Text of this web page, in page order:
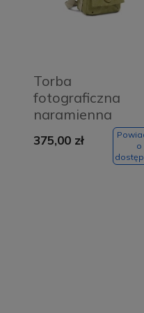
Torba
fotograficzna
naramienna
Geographic
375,00 zł
o